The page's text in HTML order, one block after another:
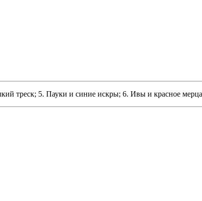
треск; 5. Пауки и синие искры; 6. Ивы и красное